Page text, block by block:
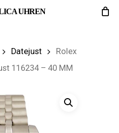
UHREN
Datejust
Rolex
116234 – 40 MM